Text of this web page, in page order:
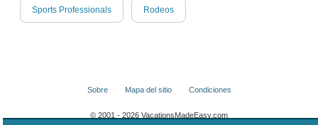
Sports Professionals Rodeos
Sobre Mapa del sitio Condiciones
© 2001 - 2026 VacationsMadeEasy.com